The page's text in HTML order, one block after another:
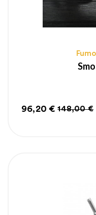
Prix
96,20 €
Prix
148,00 €